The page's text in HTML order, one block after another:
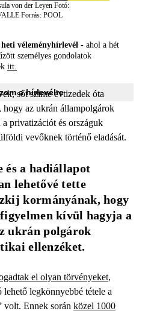
von der Leyen Fotó:
Forrás: POOL
véleményhírlevél - ahol a hét
személyes gondolatok
itt.
a hírlevélre
sőt szinte évtizedek óta
hogy az ukrán állampolgárok
privatizációt és országuk
vevőknek történő eladását.
és a hadiállapot
lehetővé tette
kormányának, hogy
kívül hagyja a
ukrán polgárok
ellenzéket.
el olyan törvényeket,
legkönnyebbé tétele a
volt. Ennek során közel 1000